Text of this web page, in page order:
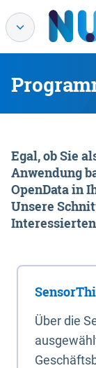
Egal, ob Sie
Anwendung
OpenData in
Unsere
Über die